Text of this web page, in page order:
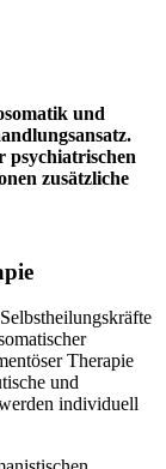
und
psychiatrischen
zusätzliche
Therapie
und
individuell